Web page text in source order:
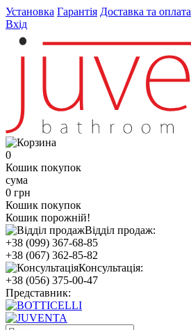
Установка Гарантія Доставка та оплата
Вхід
0
Кошик покупок
сума
0 грн
Кошик покупок
Кошик порожній!
Відділ продаж:
+38 (099) 367-68-85
+38 (067) 362-85-82
Консультація:
+38 (056) 375-00-47
Представник: